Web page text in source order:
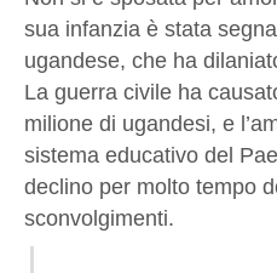
sua infanzia è stata
ugandese, che ha
La guerra civile ha
milione di ugandesi, e
sistema educativo del
declino per molto tempo
sconvolgimenti.